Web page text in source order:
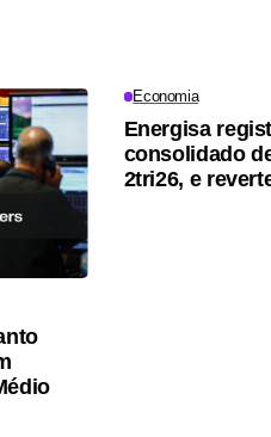
Economia
Energisa
consolidado
2tri26, e